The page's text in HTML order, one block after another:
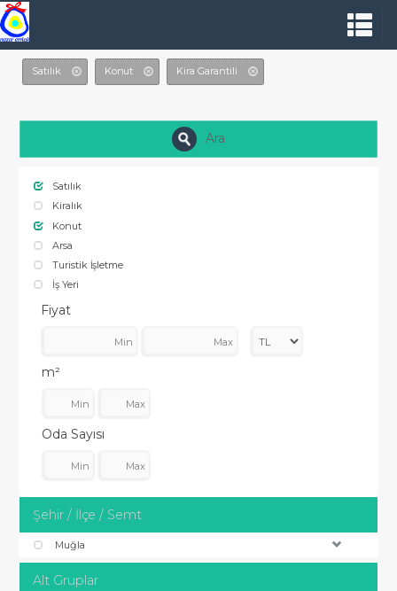
Satılık Konut Kira Garantili
Ara
Satılık
Kiralık
Konut
Arsa
Turistik İşletme
İş Yeri
Fiyat
m²
Oda Sayısı
Şehir / İlçe / Semt
Muğla
Alt Gruplar